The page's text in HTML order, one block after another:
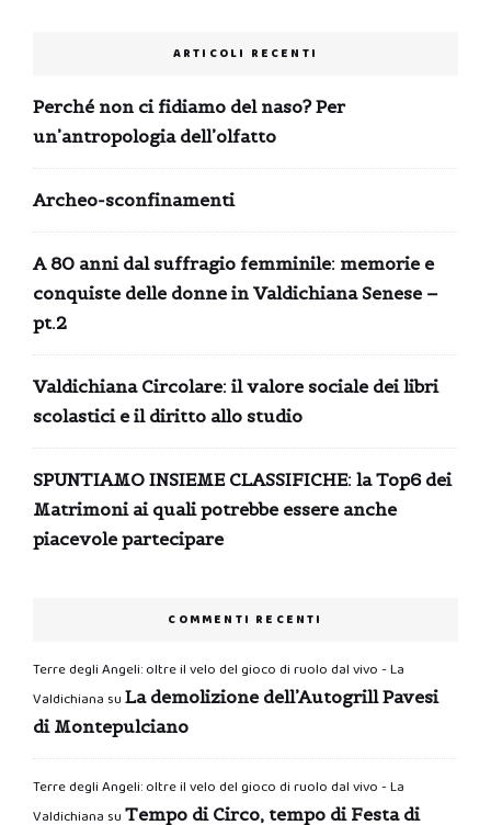
ARTICOLI RECENTI
Perché non ci fidiamo del naso? Per
un’antropologia dell’olfatto
Archeo-sconfinamenti
A 80 anni dal suffragio femminile: memorie e
conquiste delle donne in Valdichiana Senese –
pt.2
Valdichiana Circolare: il valore sociale dei libri
scolastici e il diritto allo studio
SPUNTIAMO INSIEME CLASSIFICHE: la Top6 dei
Matrimoni ai quali potrebbe essere anche
piacevole partecipare
COMMENTI RECENTI
Terre degli Angeli: oltre il velo del gioco di ruolo dal vivo - La
Valdichiana su La demolizione dell’Autogrill Pavesi
di Montepulciano
Terre degli Angeli: oltre il velo del gioco di ruolo dal vivo - La
Valdichiana su Tempo di Circo, tempo di Festa di